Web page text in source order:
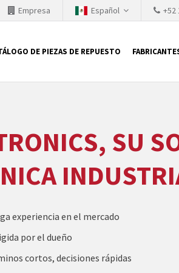
+52
Español
Empresa
DE PIEZAS DE REPUESTO
a actualizar constantemente la
del mercado es cada vez más
En algunos casos, esto no
de módulos antiguos a un alto
SU
experiencia en el mercado
por el dueño
cortos, decisiones rápidas